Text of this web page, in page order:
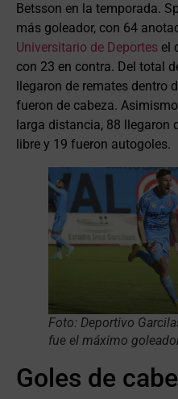
Betsson en la temporada.
más goleador, con 64
Universitario de Deportes el
con 23 en contra. Del total
llegaron de remates dentro
fueron de cabeza.
larga distancia, 88 llegaron
libre y 19 fueron autogoles.
Foto: Deportivo
fue el máximo
Goles de